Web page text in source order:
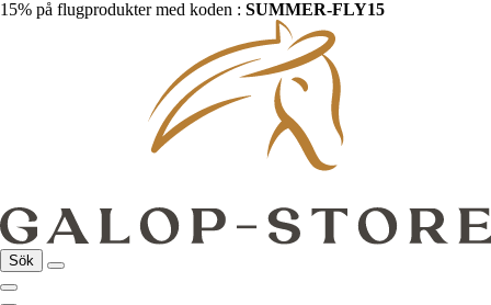
15% på flugprodukter med koden : SUMMER-FLY15
Sök